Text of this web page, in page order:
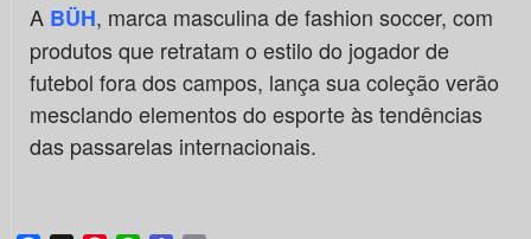
A BÜH, marca masculina de fashion soccer, com
produtos que retratam o estilo do jogador de
futebol fora dos campos, lança sua coleção verão
mesclando elementos do esporte às tendências
das passarelas internacionais.